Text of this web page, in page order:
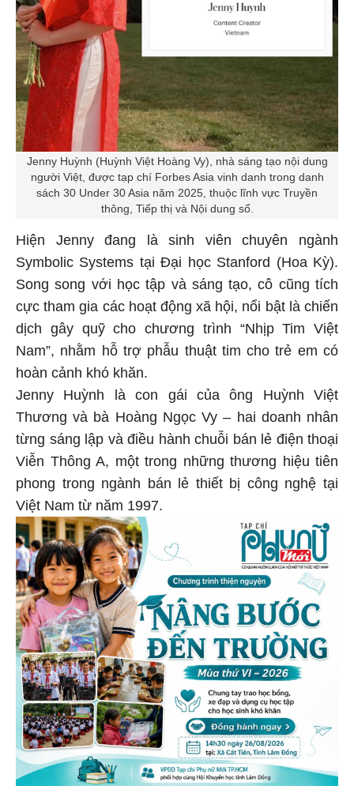
Jenny Huỳnh (Huỳnh Việt Hoàng Vy), nhà sáng tạo nội dung
người Việt, được tạp chí Forbes Asia vinh danh trong danh
sách 30 Under 30 Asia năm 2025, thuộc lĩnh vực Truyền
thông, Tiếp thị và Nội dung số.
Hiện Jenny đang là sinh viên chuyên ngành
Symbolic Systems tại Đại học Stanford (Hoa Kỳ).
Song song với học tập và sáng tạo, cô cũng tích
cực tham gia các hoạt động xã hội, nổi bật là chiến
dịch gây quỹ cho chương trình “Nhịp Tim Việt
Nam”, nhằm hỗ trợ phẫu thuật tim cho trẻ em có
hoàn cảnh khó khăn.
Jenny Huỳnh là con gái của ông Huỳnh Việt
Thương và bà Hoàng Ngọc Vy – hai doanh nhân
từng sáng lập và điều hành chuỗi bán lẻ điện thoại
Viễn Thông A, một trong những thương hiệu tiên
phong trong ngành bán lẻ thiết bị công nghệ tại
Việt Nam từ năm 1997.